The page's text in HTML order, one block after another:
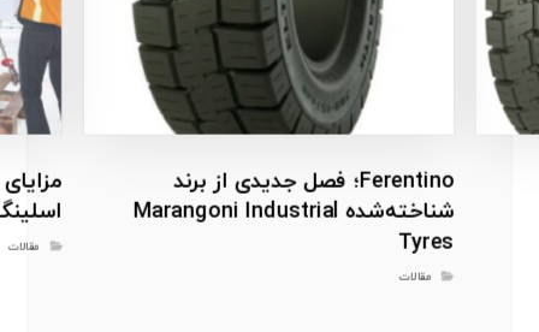
Ferentino؛ فصل جدیدی از برند
شناخته‌شده Marangoni Industrial
Tyres
مقالات
مقالات